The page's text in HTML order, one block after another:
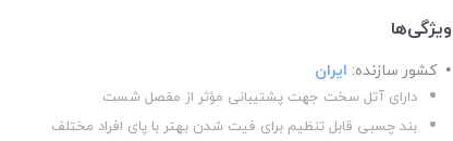
ویژگی‌ها
کشور سازنده: ایران
دارای آتل سخت جهت پشتیبانی مؤثر از مفصل شست
بند چسبی قابل تنظیم برای فیت شدن بهتر با پای افراد مختلف